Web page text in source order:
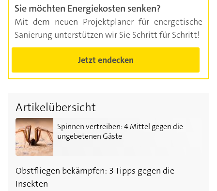
Sie möchten Energiekosten senken?
Mit dem neuen Projektplaner für energetische
Sanierung unterstützen wir Sie Schritt für Schritt!
Jetzt endecken
Artikelübersicht
Spinnen vertreiben: 4 Mittel gegen die
ungebetenen Gäste
Spinnen vertreiben: 4 Mittel gegen die ungebetenen
Obstfliegen bekämpfen: 3 Tipps gegen die
Insekten